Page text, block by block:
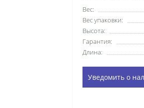
Вес:
Вес упаковки:
Высота:
Гарантия:
Длина:
Уведомить о